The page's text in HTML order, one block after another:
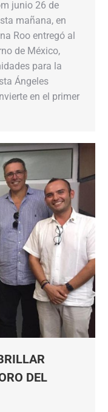
junio 26 de
mañana, en
Roo entregó al
de México,
para la
Ángeles
en el primer
DEL